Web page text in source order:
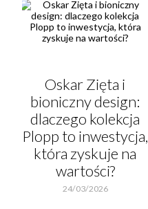
Oskar Zięta i
bioniczny design:
dlaczego kolekcja
Plopp to inwestycja,
która zyskuje na
wartości?
24/03/2026